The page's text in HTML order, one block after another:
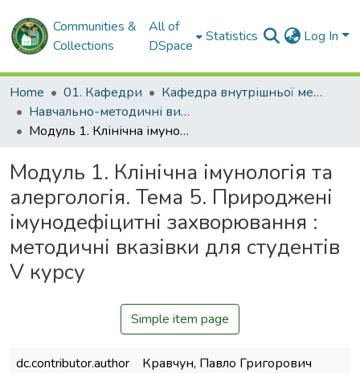
Communities &
Collections
All of
DSpace
Statistics Log In
Home 01. Кафедри
Кафедра внутрішньої медицини № 2 і клінічної імунології та алергології імені академіка Л.Т. Малої
Навчально-методичні видання. Кафедра внутрішньої медицини № 2 і клінічної імунології та алергології ім. ак. Л.Т. Малої
Модуль 1. Клінічна імунологія та алергологія. Тема 5. Природжені імунодефіцитні захворювання : методичні вказівки для студентів V курсу
Модуль 1. Клінічна імунологія та
алергологія. Тема 5. Природжені
імунодефіцитні захворювання :
методичні вказівки для студентів
V курсу
Simple item page
dc.contributor.author
Кравчун, Павло Григорович